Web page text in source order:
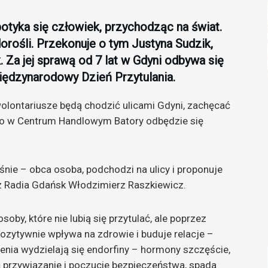
się człowiek, przychodząc na świat.
Przekonuje o tym Justyna Sudzik,
jej sprawą od 7 lat w Gdyni odbywa się
Dzień Przytulania.
będą chodzić ulicami Gdyni, zachęcać
w Centrum Handlowym Batory odbędzie się
– obca osoba, podchodzi na ulicy i proponuje
Gdańsk Włodzimierz Raszkiewicz.
które nie lubią się przytulać, ale poprzez
wpływa na zdrowie i buduje relacje –
wydzielają się endorfiny – hormony szczęście,
i poczucie bezpieczeństwa, spada